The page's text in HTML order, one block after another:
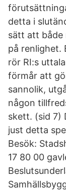
detta i
sätt att både
på renlighet.
rör RI:s
förmår att
sannolik,
någon
skett. (sid 7)
just detta
Besök:
17 80 00